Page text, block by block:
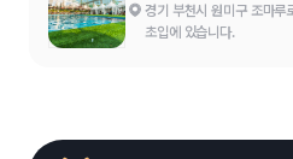
경기 부천시 원미구 조마
초입에 있습니다.